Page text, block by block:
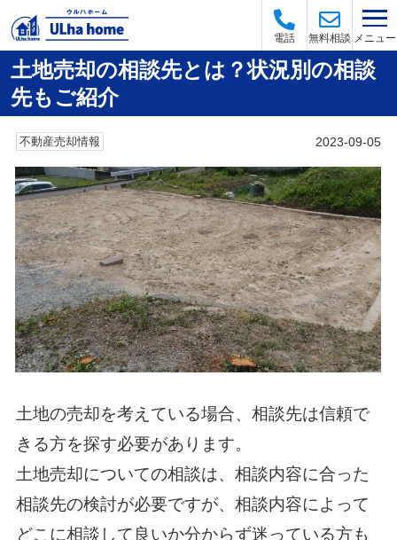
電話 無料相談 メニュー
土地売却の相談先とは？状況別の相談
先もご紹介
不動産売却情報 2023-09-05
土地の売却を考えている場合、相談先は信頼で
きる方を探す必要があります。
土地売却についての相談は、相談内容に合った
相談先の検討が必要ですが、相談内容によって
どこに相談して良いか分からず迷っている方も